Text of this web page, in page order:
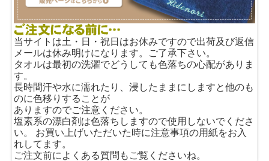
当サイトは土・日・祝日はお休みですので出荷及び返信
メールは休み明けになります。ご了承下さい。
タオルは最初の洗濯でどうしても色落ちの心配がありま
す。
長時間汗や水に濡れたり、浸したままにしますと他のも
のに色移りすることが
ありますのでご注意ください。
塩素系の漂白剤は色落ちしますので使用しないでくださ
い。 お買い上げいただいた時に注意事項の用紙をお入
れしてます。
ご注文前によくある質問もご覧くださいね。